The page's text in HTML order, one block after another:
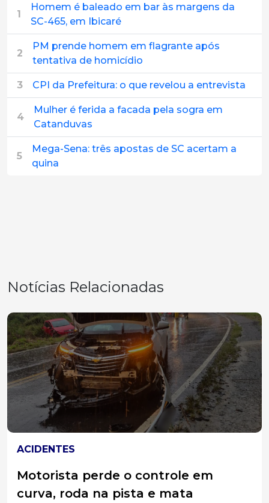
1
Homem é baleado em bar às margens da
SC-465, em Ibicaré
2
PM prende homem em flagrante após
tentativa de homicídio
3 CPI da Prefeitura: o que revelou a entrevista
4
Mulher é ferida a facada pela sogra em
Catanduvas
5
Mega-Sena: três apostas de SC acertam a
quina
Notícias Relacionadas
ACIDENTES
Motorista perde o controle em
curva, roda na pista e mata